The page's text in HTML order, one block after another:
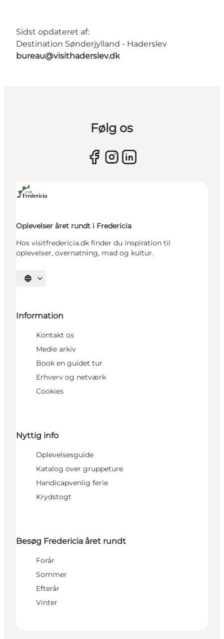
Sidst opdateret af:
Destination Sønderjylland - Haderslev
bureau@visithaderslev.dk
Følg os
Oplevelser året rundt i Fredericia
Hos visitfredericia.dk finder du inspiration til
oplevelser, overnatning, mad og kultur.
Vælg sprog
Information
Kontakt os
Medie arkiv
Book en guidet tur
Erhverv og netværk
Cookies
Nyttig info
Oplevelsesguide
Katalog over gruppeture
Handicapvenlig ferie
Krydstogt
Besøg Fredericia året rundt
Forår
Sommer
Efterår
Vinter